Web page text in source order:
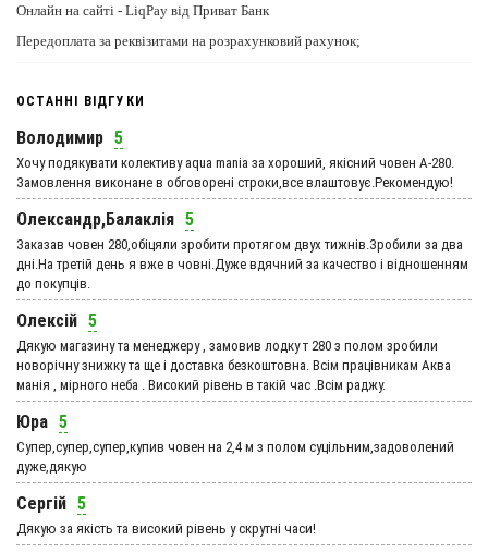
Онлайн на сайті - LiqPay від Приват Банк
Передоплата за реквізитами на розрахунковий рахунок;
ОСТАННІ ВІДГУКИ
Володимир 5
Хочу подякувати колективу aqua mania за хороший, якісний човен А-280.
Замовлення виконане в обговорені строки,все влаштовує.Рекомендую!
Олександр,Балаклія 5
Заказав човен 280,обіцяли зробити протягом двух тижнів.Зробили за два
дні.На третій день я вже в човні.Дуже вдячний за качество і відношенням
до покупців.
Олексій 5
Дякую магазину та менеджеру , замовив лодку т 280 з полом зробили
новорічну знижку та ще і доставка безкоштовна. Всім працівникам Аква
манія , мірного неба . Високий рівень в такій час .Всім раджу.
Юра 5
Супер,супер,супер,купив човен на 2,4 м з полом суцільним,задоволений
дуже,дякую
Сергій 5
Дякую за якість та високий рівень у скрутні часи!